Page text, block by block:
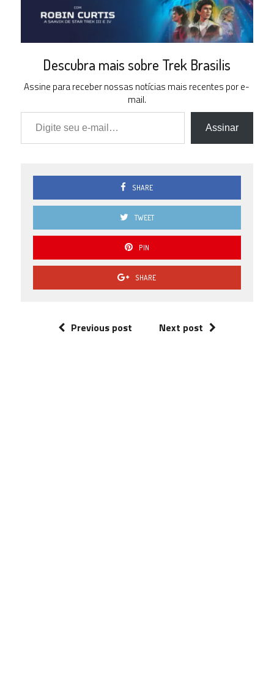
Descubra mais sobre Trek Brasilis
Assine para receber nossas notícias mais recentes por e-
mail.
Digite seu e-mail…
Assinar
SHARE
TWEET
PIN
SHARE
Previous post Next post